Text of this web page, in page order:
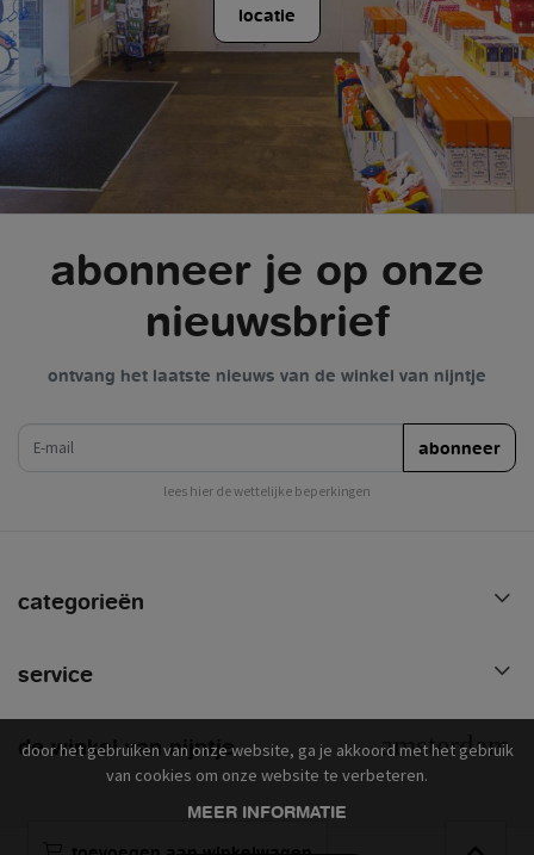
locatie
abonneer je op onze
nieuwsbrief
ontvang het laatste nieuws van de winkel van nijntje
abonneer
lees hier de wettelijke beperkingen
categorieën
service
de winkel van nijntje
door het gebruiken van onze website, ga je akkoord met het gebruik
van cookies om onze website te verbeteren.
MEER INFORMATIE